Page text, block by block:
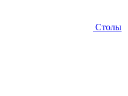
Столы